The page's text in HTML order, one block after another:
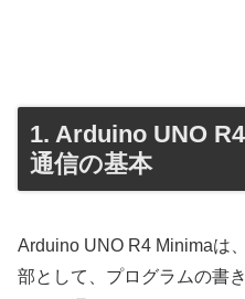
1. Arduino UNO
通信の基本
Arduino UNO R4 Minimaは
部として、プログラムの書